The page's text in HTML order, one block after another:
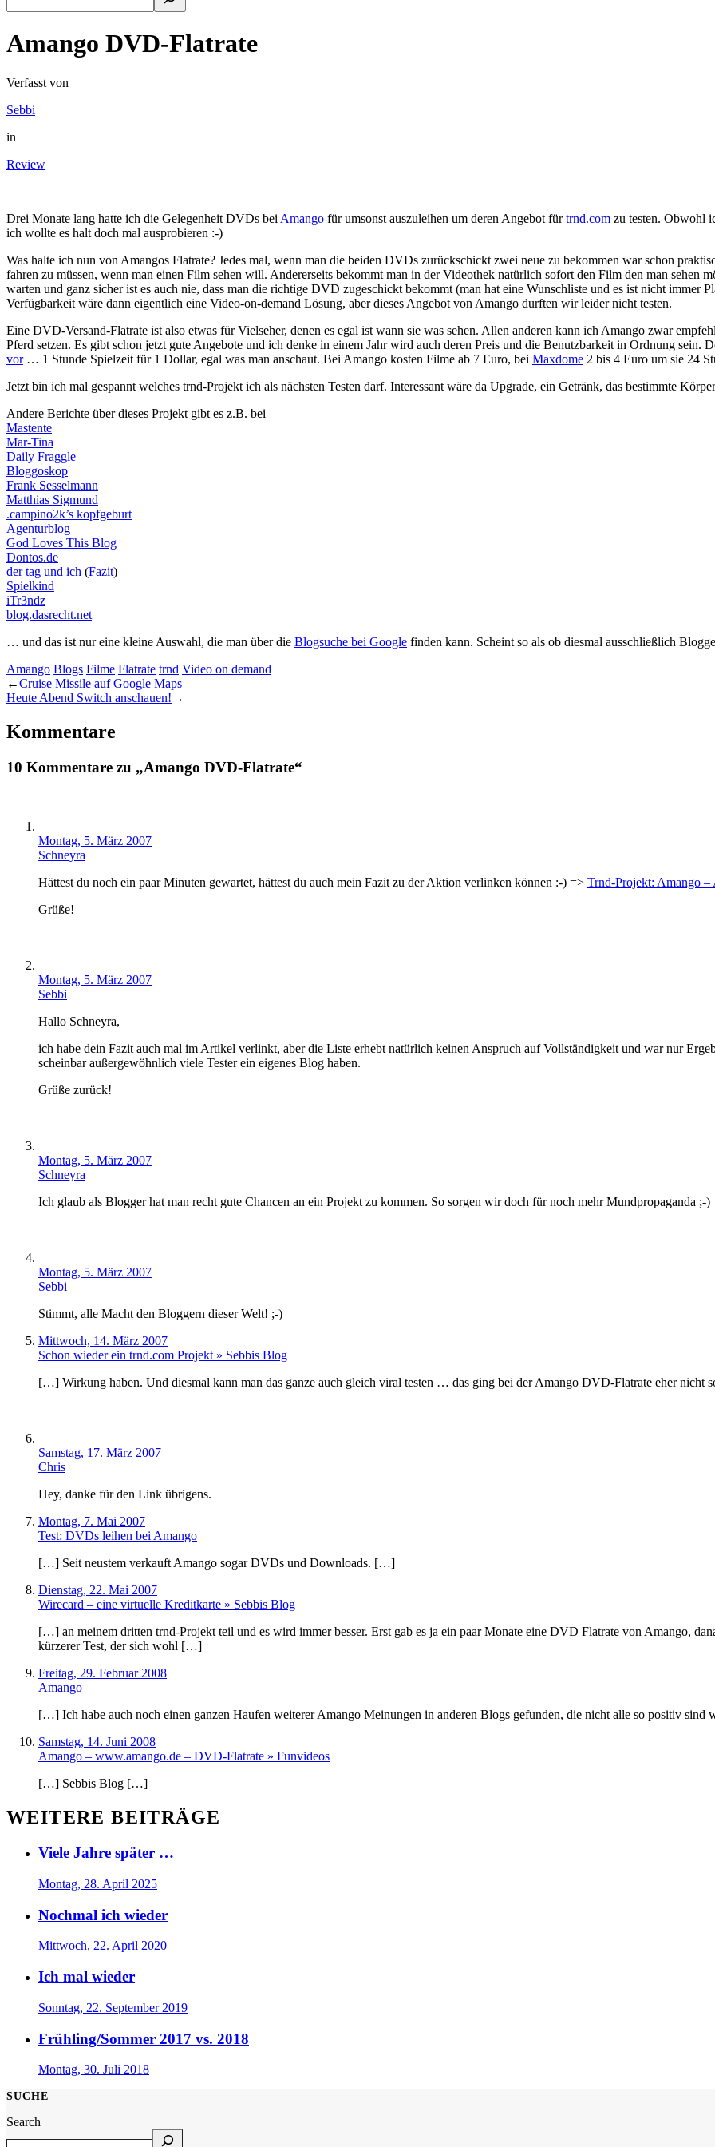
Amango DVD-Flatrate
Verfasst von
Sebbi
in
Review
Drei Monate lang hatte ich die Gelegenheit DVDs bei Amango für umsonst auszuleihen um deren Angebot fürtrnd.com zu testen. Obwohl
ich wollte es halt doch mal ausprobieren :-)
Was halte ich nun von Amangos Flatrate? Jedes mal, wenn man die beiden DVDs zurückschickt zwei neue zu bekommen war schon
fahren zu müssen, wenn man einen Film sehen will. Andererseits bekommt man in der Videothek natürlich sofort den Film den man sehen
warten und ganz sicher ist es auch nie, dass man die richtige DVD zugeschickt bekommt (man hat eine Wunschliste und es ist nicht
Verfügbarkeit wäre dann eigentlich eine Video-on-demand Lösung, aber dieses Angebot von Amango durften wir leider nicht testen.
Eine DVD-Versand-Flatrate ist also etwas für Vielseher, denen es egal ist wann sie was sehen. Allen anderen kann ich Amango zwar
Pferd setzen. Es gibt schon jetzt gute Angebote und ich denke in einem Jahr wird auch deren Preis und die Benutzbarkeit in Ordnung sein.
vor… 1 Stunde Spielzeit für 1 Dollar, egal was man anschaut. Bei Amango kosten Filme ab 7 Euro, bei Maxdome 2 bis 4 Euro um sie 24
Jetzt bin ich mal gespannt welches trnd-Projekt ich als nächsten Testen darf. Interessant wäre da Upgrade, ein Getränk, das bestimmte
Andere Berichte über dieses Projekt gibt es z.B. bei
Mastente
Mar-Tina
Daily Fraggle
Bloggoskop
Frank Sesselmann
Matthias Sigmund
.campino2k’s kopfgeburt
Agenturblog
God Loves This Blog
Dontos.de
der tag und ich (Fazit)
Spielkind
iTr3ndz
blog.dasrecht.net
… und das ist nur eine kleine Auswahl, die man über die Blogsuche bei Google finden kann. Scheint so als ob diesmal ausschließlich
Amango Blogs Filme Flatrate trnd Video on demand
←Cruise Missile auf Google Maps
Heute Abend Switch anschauen! →
Kommentare
10 Kommentare zu „Amango DVD-Flatrate“
Montag, 5. März 2007
Schneyra
Hättest du noch ein paar Minuten gewartet, hättest du auch mein Fazit zu der Aktion verlinken können :-) => Trnd-Projekt: Amango –
Grüße!
Montag, 5. März 2007
Sebbi
Hallo Schneyra,
ich habe dein Fazit auch mal im Artikel verlinkt, aber die Liste erhebt natürlich keinen Anspruch auf Vollständigkeit und war nur
scheinbar außergewöhnlich viele Tester ein eigenes Blog haben.
Grüße zurück!
Montag, 5. März 2007
Schneyra
Ich glaub als Blogger hat man recht gute Chancen an ein Projekt zu kommen. So sorgen wir doch für noch mehr Mundpropaganda ;-)
Montag, 5. März 2007
Sebbi
Stimmt, alle Macht den Bloggern dieser Welt! ;-)
Mittwoch, 14. März 2007
Schon wieder ein trnd.com Projekt » Sebbis Blog
[…] Wirkung haben. Und diesmal kann man das ganze auch gleich viral testen … das ging bei der Amango DVD-Flatrate eher nicht
Samstag, 17. März 2007
Chris
Hey, danke für den Link übrigens.
Montag, 7. Mai 2007
Test: DVDs leihen bei Amango
[…] Seit neustem verkauft Amango sogar DVDs und Downloads. […]
Dienstag, 22. Mai 2007
Wirecard – eine virtuelle Kreditkarte » Sebbis Blog
[…] an meinem dritten trnd-Projekt teil und es wird immer besser. Erst gab es ja ein paar Monate eine DVD Flatrate von Amango,
kürzerer Test, der sich wohl […]
Freitag, 29. Februar 2008
Amango
[…] Ich habe auch noch einen ganzen Haufen weiterer Amango Meinungen in anderen Blogs gefunden, die nicht alle so positiv
Samstag, 14. Juni 2008
Amango – www.amango.de – DVD-Flatrate » Funvideos
[…] Sebbis Blog […]
WEITERE BEITRÄGE
Viele Jahre später …
Montag, 28. April 2025
Nochmal ich wieder
Mittwoch, 22. April 2020
Ich mal wieder
Sonntag, 22. September 2019
Frühling/Sommer 2017 vs. 2018
Montag, 30. Juli 2018
SUCHE
Search